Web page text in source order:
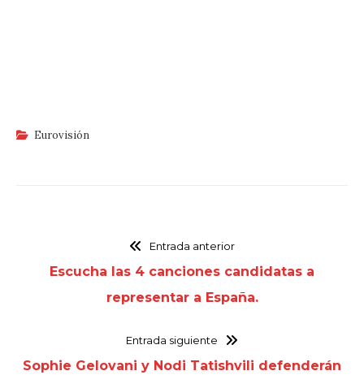
Eurovisión
Entrada anterior
Escucha las 4 canciones candidatas a
representar a España.
Entrada siguiente
Sophie Gelovani y Nodi Tatishvili defenderán